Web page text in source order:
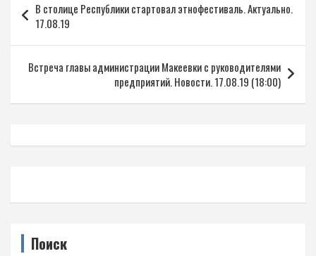
по
записям
В столице Республики стартовал этнофестиваль. Актуально.
17.08.19
Встреча главы администрации Макеевки с руководителями
предприятий. Новости. 17.08.19 (18:00)
Поиск